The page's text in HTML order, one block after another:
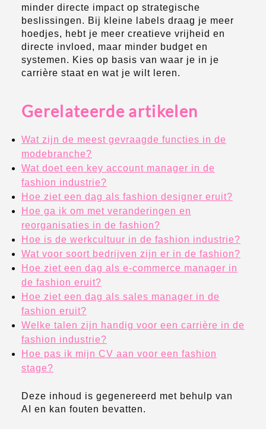
minder directe impact op strategische
beslissingen. Bij kleine labels draag je meer
hoedjes, hebt je meer creatieve vrijheid en
directe invloed, maar minder budget en
systemen. Kies op basis van waar je in je
carrière staat en wat je wilt leren.
Gerelateerde artikelen
Wat zijn de meest gevraagde functies in de
modebranche?
Wat doet een key account manager in de
fashion industrie?
Hoe ziet een dag als fashion designer eruit?
Hoe ga ik om met veranderingen en
reorganisaties in de fashion?
Hoe is de werkcultuur in de fashion industrie?
Wat voor soort bedrijven zijn er in de fashion?
Hoe ziet een dag als e-commerce manager in
de fashion eruit?
Hoe ziet een dag als sales manager in de
fashion eruit?
Welke talen zijn handig voor een carrière in de
fashion industrie?
Hoe pas ik mijn CV aan voor een fashion
stage?
Deze inhoud is gegenereerd met behulp van
AI en kan fouten bevatten.